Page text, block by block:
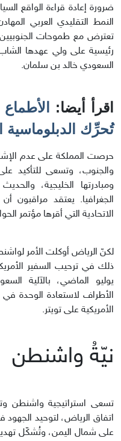
ضرورة إعادة قراءة الواقع
النمط التقليدي العربي
تعترض مع طموحات
رئيسية على ولي عهدها
السعودي خالد بن سلمان.
اقرأ أيضا:
تُحرِّك الدبلوماسية
حرصت المملكة على عدم
والجنوب، وتسعى للتأكيد
ومبادرتها الخليجية،
الجغرافيا. يعتقد مراقبون
الاتحادية التي أقرها مؤتمر
لكنّ الرياض أوكلت الأمر
يوليو الماضي، بالآلية
الأطراف لاستعادة الوحدة
الأمريكية على تويتر.
نيّةُ واشنطن
تسعى استراتيجية واشنطن
اتفاق الرياض، لتوحيد
على شمال اليمن، وتُشكّل